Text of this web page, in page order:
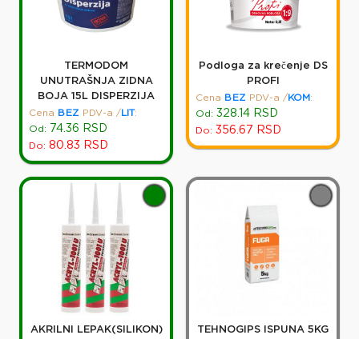
TERMODOM
UNUTRAŠNJA ZIDNA
BOJA 15L DISPERZIJA
Cena
BEZ PDV-a / LIT:
Od:
74.36 RSD
Do: 80.83 RSD
Podloga za krečenje DS
PROFI
Cena
BEZ PDV-a / KOM :
Od: 328.14 RSD
Do: 356.67 RSD
AKRILNI LEPAK(SILIKON) TEHNOGIPS ISPUNA 5KG